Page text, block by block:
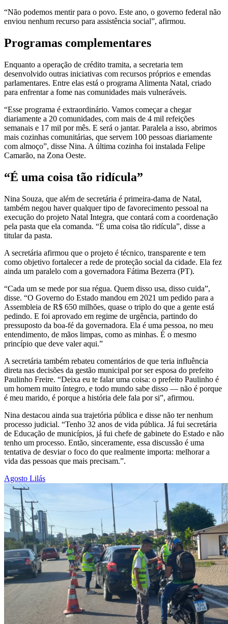
“Não podemos mentir para o povo. Este ano, o governo federal não
enviou nenhum recurso para assistência social”, afirmou.
Programas complementares
Enquanto a operação de crédito tramita, a secretaria tem
desenvolvido outras iniciativas com recursos próprios e emendas
parlamentares. Entre elas está o programa Alimenta Natal, criado
para enfrentar a fome nas comunidades mais vulneráveis.
“Esse programa é extraordinário. Vamos começar a chegar
diariamente a 20 comunidades, com mais de 4 mil refeições
semanais e 17 mil por mês. E será o jantar. Paralela a isso, abrimos
mais cozinhas comunitárias, que servem 100 pessoas diariamente
com almoço”, disse Nina. A última cozinha foi instalada Felipe
Camarão, na Zona Oeste.
“É uma coisa tão ridícula”
Nina Souza, que além de secretária é primeira-dama de Natal,
também negou haver qualquer tipo de favorecimento pessoal na
execução do projeto Natal Integra, que contará com a coordenação
pela pasta que ela comanda. “É uma coisa tão ridícula”, disse a
titular da pasta.
A secretária afirmou que o projeto é técnico, transparente e tem
como objetivo fortalecer a rede de proteção social da cidade. Ela fez
ainda um paralelo com a governadora Fátima Bezerra (PT).
“Cada um se mede por sua régua. Quem disso usa, disso cuida”,
disse. “O Governo do Estado mandou em 2021 um pedido para a
Assembleia de R$ 650 milhões, quase o triplo do que a gente está
pedindo. E foi aprovado em regime de urgência, partindo do
pressuposto da boa-fé da governadora. Ela é uma pessoa, no meu
entendimento, de mãos limpas, como as minhas. É o mesmo
princípio que deve valer aqui.”
A secretária também rebateu comentários de que teria influência
direta nas decisões da gestão municipal por ser esposa do prefeito
Paulinho Freire. “Deixa eu te falar uma coisa: o prefeito Paulinho é
um homem muito íntegro, e todo mundo sabe disso — não é porque
é meu marido, é porque a história dele fala por si”, afirmou.
Nina destacou ainda sua trajetória pública e disse não ter nenhum
processo judicial. “Tenho 32 anos de vida pública. Já fui secretária
de Educação de municípios, já fui chefe de gabinete do Estado e não
tenho um processo. Então, sinceramente, essa discussão é uma
tentativa de desviar o foco do que realmente importa: melhorar a
vida das pessoas que mais precisam.”.
Agosto Lilás